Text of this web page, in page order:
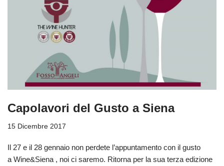
Capolavori del Gusto a Siena
15 Dicembre 2017
Il 27 e il 28 gennaio non perdete l’appuntamento con il gusto
a Wine&Siena , noi ci saremo. Ritorna per la sua terza edizione